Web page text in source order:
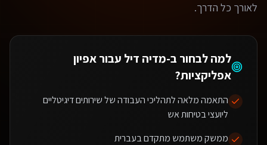
לאורך כל הדרך.
למה לבחור ב-מדיה דיל עבוראפיון
אפליקציות?
התאמה מלאה לתהליכי העבודה של שירותים דיגיטליים
ליועצי בטיחות אש
ממשק משתמש מתקדם בעברית